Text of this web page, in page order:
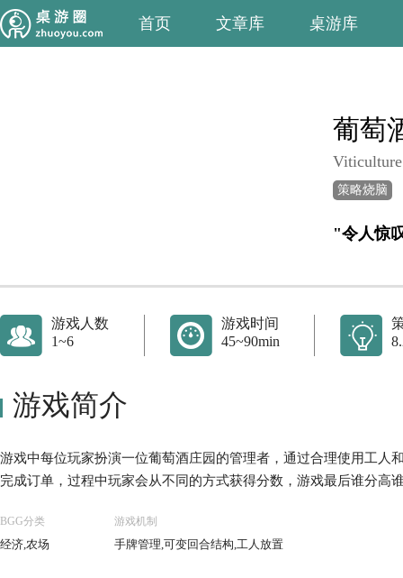
首页 文章库 桌游库
葡萄
策略烧脑
"令人惊
游戏人数
1~6
游戏时间
45~90min
游戏简介
游戏中每位玩家扮演一位葡萄酒庄园的管理者，通过合理使用工人
完成订单，过程中玩家会从不同的方式获得分数，游戏最后谁分高
BGG分类
经济,农场
游戏机制
手牌管理,可变回合结构,工人放置